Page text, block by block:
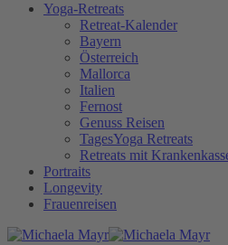
Yoga-Retreats
Retreat-Kalender
Bayern
Österreich
Mallorca
Italien
Fernost
Genuss Reisen
TagesYoga Retreats
Retreats mit
Portraits
Longevity
Frauenreisen